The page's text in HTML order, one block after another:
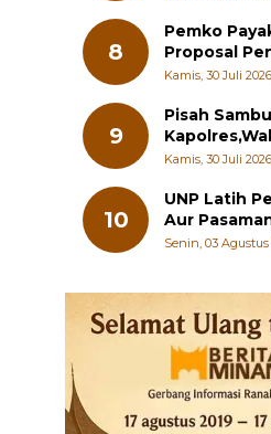
8
Pemko
Proposal
RSUD dr.
Kesehatan
Kamis, 30 Juli
9
Pisah
Sinergi
Kamis, 30 Juli
10
UNP Latih
Aur
Wisata
Senin, 03